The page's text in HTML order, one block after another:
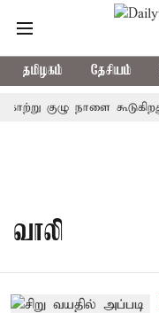
தமிழகம் தேசியம்
குழு நாளை கூடுகிறது
வாலி